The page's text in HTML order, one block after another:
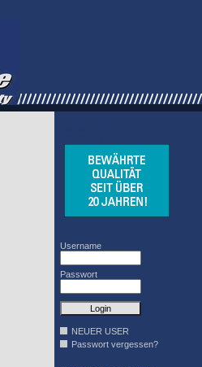
Username
Passwort
NEUER USER
Passwort vergessen?